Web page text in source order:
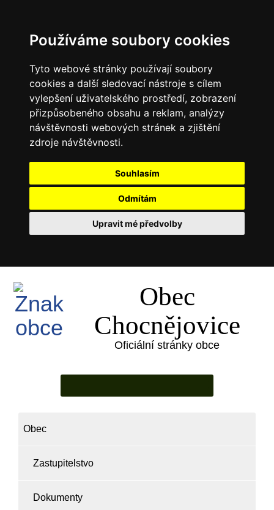
Používáme soubory cookies
Tyto webové stránky používají soubory
cookies a další sledovací nástroje s cílem
vylepšení uživatelského prostředí, zobrazení
přizpůsobeného obsahu a reklam, analýzy
návštěvnosti webových stránek a zjištění
zdroje návštěvnosti.
Souhlasím
Odmítám
Upravit mé předvolby
Obec
Chocnějovice
Oficiální stránky obce
Obec
Zastupitelstvo
Dokumenty